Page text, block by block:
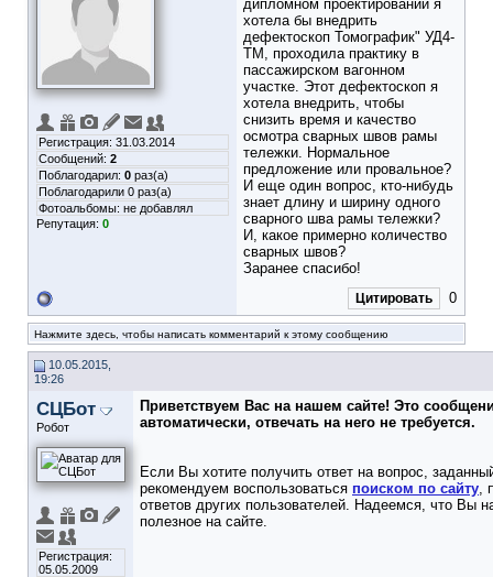
Регистрация: 31.03.2014
Сообщений: 2
Поблагодарил: 0 раз(а)
Поблагодарили 0 раз(а)
Фотоальбомы: не добавлял
Репутация: 0
дипломном проектировании я
хотела бы внедрить
дефектоскоп Томографик" УД4-
ТМ, проходила практику в
пассажирском вагонном
участке. Этот дефектоскоп я
хотела внедрить, чтобы
снизить время и качество
осмотра сварных швов рамы
тележки. Нормальное
предложение или провальное?
И еще один вопрос, кто-нибудь
знает длину и ширину одного
сварного шва рамы тележки?
И, какое примерно количество
сварных швов?
Заранее спасибо!
Цитировать 0
Нажмите здесь, чтобы написать комментарий к этому сообщению
10.05.2015,
19:26
СЦБот
Робот
Регистрация:
05.05.2009
Приветствуем Вас на нашем сайте! Это
автоматически, отвечать на него не требуется.
Если Вы хотите получить ответ на вопрос,
рекомендуем воспользоваться поиском по сайту,
ответов других пользователей. Надеемся, что Вы
полезное на сайте.